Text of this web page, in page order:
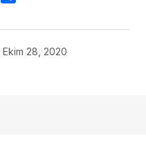
Ekim 28, 2020